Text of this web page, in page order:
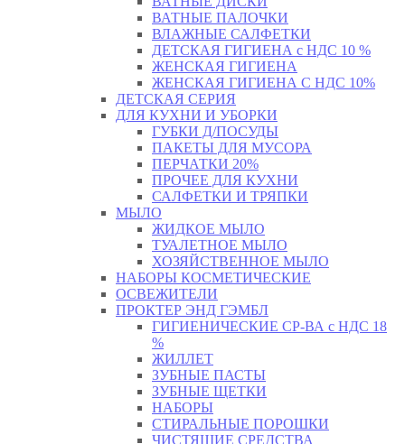
ВАТНЫЕ ПАЛОЧКИ
ВЛАЖНЫЕ САЛФЕТКИ
ДЕТСКАЯ ГИГИЕНА с НДС 10 %
ЖЕНСКАЯ ГИГИЕНА
ЖЕНСКАЯ ГИГИЕНА С НДС 10%
ДЕТСКАЯ СЕРИЯ
ДЛЯ КУХНИ И УБОРКИ
ГУБКИ Д/ПОСУДЫ
ПАКЕТЫ ДЛЯ МУСОРА
ПЕРЧАТКИ 20%
ПРОЧЕЕ ДЛЯ КУХНИ
САЛФЕТКИ И ТРЯПКИ
МЫЛО
ЖИДКОЕ МЫЛО
ТУАЛЕТНОЕ МЫЛО
ХОЗЯЙСТВЕННОЕ МЫЛО
НАБОРЫ КОСМЕТИЧЕСКИЕ
ОСВЕЖИТЕЛИ
ПРОКТЕР ЭНД ГЭМБЛ
ГИГИЕНИЧЕСКИЕ СР-ВА с НДС 18
%
ЖИЛЛЕТ
ЗУБНЫЕ ПАСТЫ
ЗУБНЫЕ ЩЕТКИ
НАБОРЫ
СТИРАЛЬНЫЕ ПОРОШКИ
ЧИСТЯЩИЕ СРЕДСТВА